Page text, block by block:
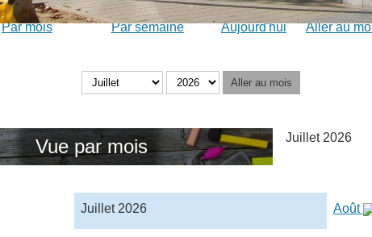
Par mois Par semaine Aujourd'hui Aller au
Aller au mois
Vue par mois Juillet 2026
Juillet 2026 Août